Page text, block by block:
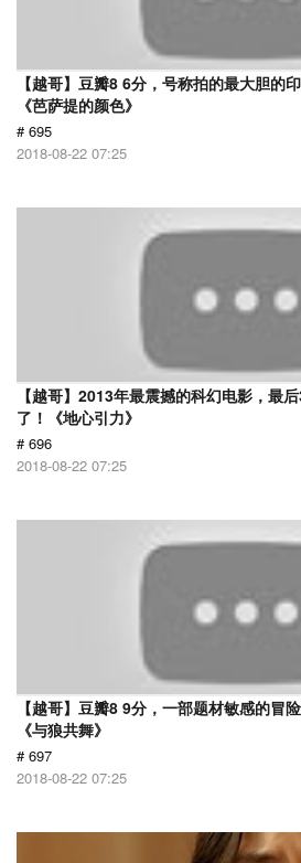
【越哥】豆瓣8 6分，号称拍的最大胆的
《芭萨提的颜色》
# 695
2018-08-22 07:25
【越哥】2013年最震撼的科幻电影，最
了！《地心引力》
# 696
2018-08-22 07:25
【越哥】豆瓣8 9分，一部题材敏感的冒
《与狼共舞》
# 697
2018-08-22 07:25